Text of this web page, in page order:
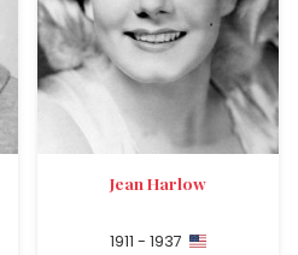
Jean Harlow
1911 - 1937